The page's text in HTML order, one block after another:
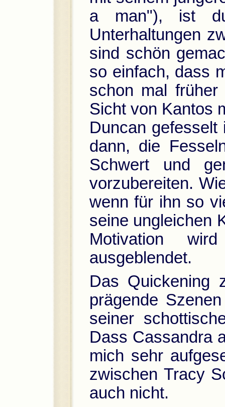
a man"), ist
Unterhaltungen
sind schön
so einfach, dass
schon mal
Sicht von Kantos
Duncan
dann, die
Schwert und
vorzubereiten.
wenn für ihn so
seine ungleichen
Motivation
ausgeblendet.
Das Quickening
prägende
seiner
Dass Cassandra
mich sehr
zwischen Tracy
auch nicht.